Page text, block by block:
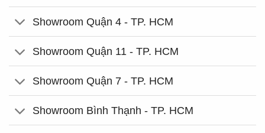
Showroom Quận 4 - TP. HCM
Showroom Quận 11 - TP. HCM
Showroom Quận 7 - TP. HCM
Showroom Bình Thạnh - TP. HCM